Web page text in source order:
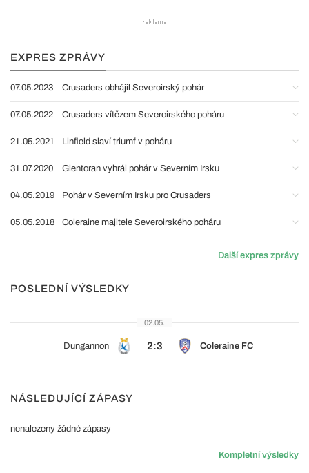
EXPRES ZPRÁVY
07.05.2023 Crusaders obhájil Severoirský pohár
07.05.2022 Crusaders vítězem Severoirského poháru
21.05.2021 Linfield slaví triumf v poháru
31.07.2020 Glentoran vyhrál pohár v Severním Irsku
04.05.2019 Pohár v Severním Irsku pro Crusaders
05.05.2018 Coleraine majitele Severoirského poháru
Další expres zprávy
POSLEDNÍ VÝSLEDKY
02.05.
Dungannon 2:3 Coleraine FC
NÁSLEDUJÍCÍ ZÁPASY
nenalezeny žádné zápasy
Kompletní výsledky